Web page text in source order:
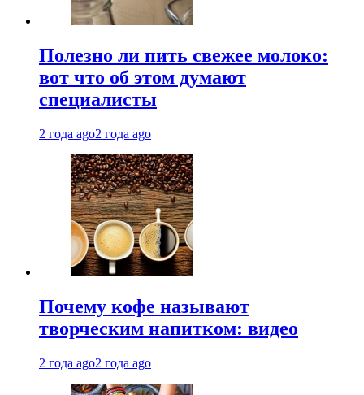
Полезно ли пить свежее молоко:
вот что об этом думают
специалисты
2 года ago2 года ago
Почему кофе называют
творческим напитком: видео
2 года ago2 года ago